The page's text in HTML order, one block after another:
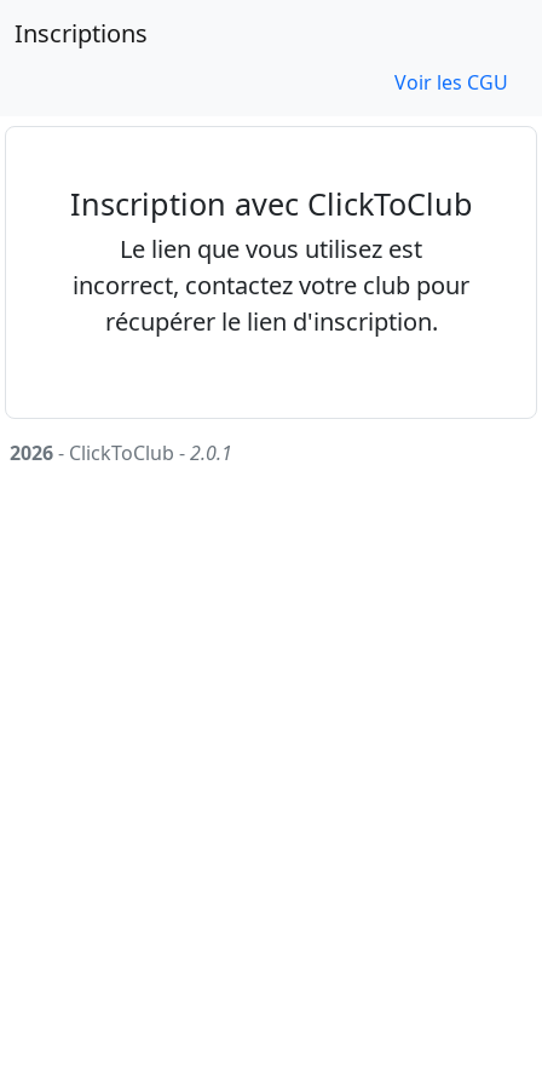
Inscriptions
Voir les CGU
Inscription avec ClickToClub
Le lien que vous utilisez est
incorrect, contactez votre club pour
récupérer le lien d'inscription.
2026- ClickToClub -2.0.1